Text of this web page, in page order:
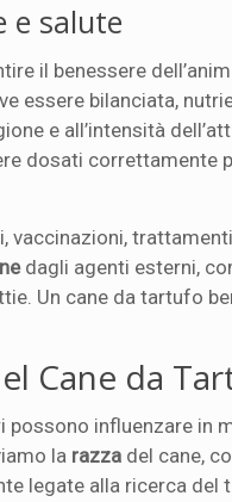
e salute
il benessere
essere bilanciata,
e all’intensità
dosati correttamente
vaccinazioni, trattamenti
dagli agenti esterni,
Un cane da tartufo
Cane da
possono influenzare in
la razza del cane,
legate alla ricerca del